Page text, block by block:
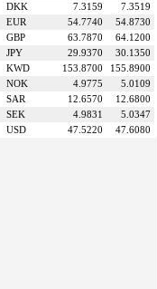
DKK
7.3519
7.3159
EUR
54.8730
54.7740
GBP
64.1200
63.7870
JPY
30.1350
29.9370
KWD
155.8900
153.8700
NOK
5.0109
4.9775
SAR
12.6800
12.6570
SEK
5.0347
4.9831
USD
47.6080
47.5220